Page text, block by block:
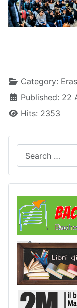
DetailsCategory:
Published: 22
Hits: 2353